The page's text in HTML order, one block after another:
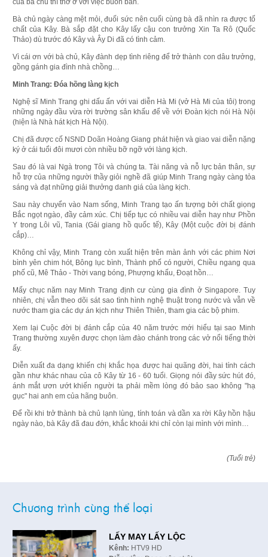
của bà chủ thì thờ ơ với việc buôn bán.
Bà chủ ngày càng mệt mỏi, đuối sức nên cuối cùng bà đã nhìn ra được tố
chất của Kây. Bà sắp đặt cho Kây lấy cậu con trưởng Xin Ta Rô (Quốc
Thảo) dù trước đó Kây và Ây Di đã có tình cảm.
Vì cái ơn với bà chủ, Kây đành dẹp tình riêng để trở thành con dâu trưởng,
gồng gánh gia đình nhà chồng…
Minh Trang: Đóa hồng làng kịch
Nghệ sĩ Minh Trang ghi dấu ấn với vai diễn Hà Mi (vở Hà Mi của tôi) trong
những ngày đầu vừa rời trường sân khấu để về với Đoàn kịch nói Hà Nội
(hiện là Nhà hát kịch Hà Nội).
Chị đã được cố NSND Doãn Hoàng Giang phát hiện và giao vai diễn nặng
ký ở cái tuổi đôi mươi còn nhiều bỡ ngỡ với làng kịch.
Sau đó là vai Ngà trong Tôi và chúng ta. Tài năng và nỗ lực bản thân, sự
hỗ trợ của những người thầy giỏi nghề đã giúp Minh Trang ngày càng tỏa
sáng và đạt những giải thưởng danh giá của làng kịch.
Sau này chuyển vào Nam sống, Minh Trang tạo ấn tượng bởi chất giọng
Bắc ngọt ngào, đầy cảm xúc. Chị tiếp tục có nhiều vai diễn hay như Phồn
Y trong Lôi vũ, Tania (Gái giang hồ quốc tế), Kây (Một cuộc đời bị đánh
cắp)…
Không chỉ vậy, Minh Trang còn xuất hiện trên màn ảnh với các phim Nơi
bình yên chim hót, Bông lục bình, Thành phố có người, Chiều ngang qua
phố cũ, Mê Thảo - Thời vang bóng, Phượng khấu, Đoạt hồn…
Mấy chục năm nay Minh Trang định cư cùng gia đình ở Singapore. Tuy
nhiên, chị vẫn theo dõi sát sao tình hình nghệ thuật trong nước và vẫn về
nước tham gia các dự án kịch như Thiên Thiên, tham gia các bộ phim.
Xem lại Cuộc đời bị đánh cắp của 40 năm trước mới hiểu tại sao Minh
Trang thường xuyên được chọn làm đào chánh trong các vở nổi tiếng thời
ấy.
Diễn xuất đa dạng khiến chị khắc họa được hai quãng đời, hai tính cách
gần như khác nhau của cô Kây từ 16 - 60 tuổi. Giọng nói đầy sức hút đó,
ánh mắt ươn ướt khiến người ta phải mềm lòng đó bảo sao không "hạ
gục" hai anh em của hãng buôn.
Để rồi khi trở thành bà chủ lạnh lùng, tính toán và dần xa rời Kây hồn hậu
ngày nào, bà Kây đã đau đớn, khắc khoải khi chỉ còn lại mình với mình…
(Tuổi trẻ)
Chương trình cùng thể loại
LẤY MAY LẤY LỘC
Kênh: HTV9 HD